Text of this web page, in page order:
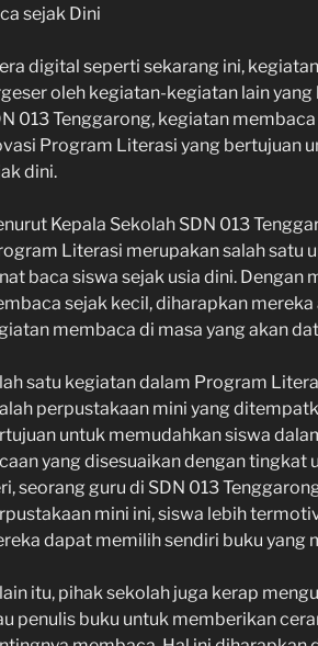
sejak Dini
digital seperti sekarang ini,
oleh kegiatan-kegiatan lain yang
013 Tenggarong, kegiatan
Program Literasi yang bertujuan
dini.
Kepala Sekolah SDN 013
Literasi merupakan salah satu
baca siswa sejak usia dini. Dengan
sejak kecil, diharapkan
membaca di masa yang akan
satu kegiatan dalam Program
perpustakaan mini yang
untuk memudahkan siswa
yang disesuaikan dengan tingkat
seorang guru di SDN 013
mini ini, siswa lebih
dapat memilih sendiri buku yang
itu, pihak sekolah juga kerap
penulis buku untuk memberikan